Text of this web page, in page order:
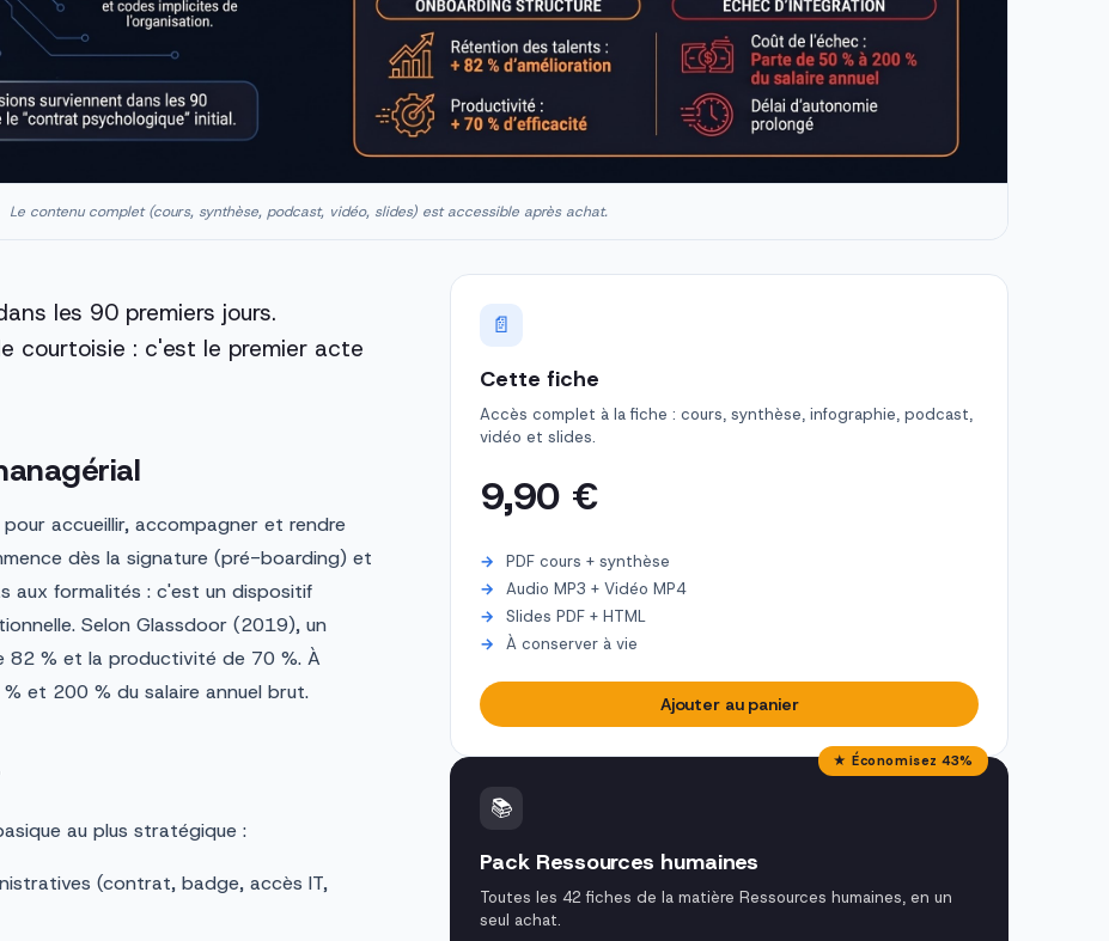
Le contenu complet (cours, synthèse, podcast, vidéo, slides) est accessible après achat.
les 90 premiers jours.
courtoisie : c'est le premier acte
accueillir, accompagner et rendre
dès la signature (pré-boarding) et
aux formalités : c'est un dispositif
Selon Glassdoor (2019), un
82 % et la productivité de 70 %. À
et 200 % du salaire annuel brut.
au plus stratégique :
(contrat, badge, accès IT,
📄
Cette fiche
Accès complet à la fiche : cours, synthèse, infographie, podcast,
vidéo et slides.
9,90 €
PDF cours + synthèse
Audio MP3 + Vidéo MP4
Slides PDF + HTML
À conserver à vie
Ajouter au panier
★ Économisez 43%
📚
Pack Ressources humaines
Toutes les 42 fiches de la matière Ressources humaines, en un
seul achat.